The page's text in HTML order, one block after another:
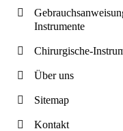
Instrumente
Chirurgische-
Über uns
Sitemap
Kontakt